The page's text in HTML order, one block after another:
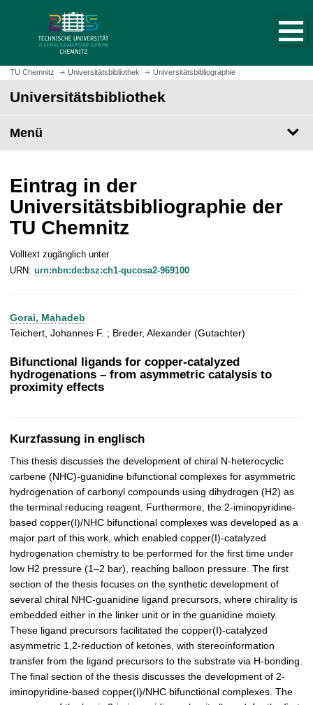
z
m
t
e
i
t
u
f
r
u
e
n
TU Chemnitz Universitätsbibliothek Universitätsbibliographie
Universitätsbibliothek
Menü
Eintrag in der
Universitätsbibliographie der
TU Chemnitz
Volltext zugänglich unter
URN: urn:nbn:de:bsz:ch1-qucosa2-969100
Gorai, Mahadeb
Teichert, Johannes F. ; Breder, Alexander (Gutachter)
Bifunctional ligands for copper-catalyzed
hydrogenations – from asymmetric catalysis to
proximity effects
Kurzfassung in englisch
This thesis discusses the development of chiral N-heterocyclic
carbene (NHC)-guanidine bifunctional complexes for asymmetric
hydrogenation of carbonyl compounds using dihydrogen (H2) as
the terminal reducing reagent. Furthermore, the 2-iminopyridine-
based copper(I)/NHC bifunctional complexes was developed as a
major part of this work, which enabled copper(I)-catalyzed
hydrogenation chemistry to be performed for the first time under
low H2 pressure (1–2 bar), reaching balloon pressure. The first
section of the thesis focuses on the synthetic development of
several chiral NHC-guanidine ligand precursors, where chirality is
embedded either in the linker unit or in the guanidine moiety.
These ligand precursors facilitated the copper(I)-catalyzed
asymmetric 1,2-reduction of ketones, with stereoinformation
transfer from the ligand precursors to the substrate via H-bonding.
The final section of the thesis discusses the development of 2-
iminopyridine-based copper(I)/NHC bifunctional complexes. The